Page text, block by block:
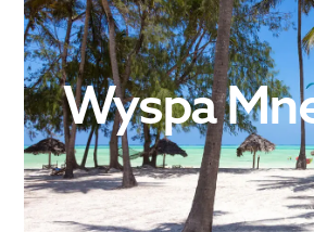
Wyspa